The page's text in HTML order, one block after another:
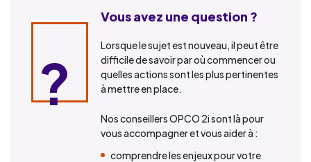
Vous avez une question ?
Lorsque le sujet est nouveau, il peut être
difficile de savoir par où commencer ou
quelles actions sont les plus pertinentes
à mettre en place.
Nos conseillers OPCO 2i sont là pour
vous accompagner et vous aider à :
comprendre les enjeux pour votre